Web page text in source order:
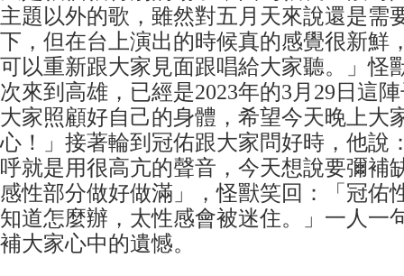
主題以外的歌，雖然對五月天來說還是需
下，但在台上演出的時候真的感覺很新鮮
可以重新跟大家見面跟唱給大家聽。」怪
次來到高雄，已經是2023年的3月29日這
大家照顧好自己的身體，希望今天晚上大
心！」接著輪到冠佑跟大家問好時，他說
呼就是用很高亢的聲音，今天想說要彌補
感性部分做好做滿」，怪獸笑回：「冠佑
知道怎麼辦，太性感會被迷住。」一人一
補大家心中的遺憾。